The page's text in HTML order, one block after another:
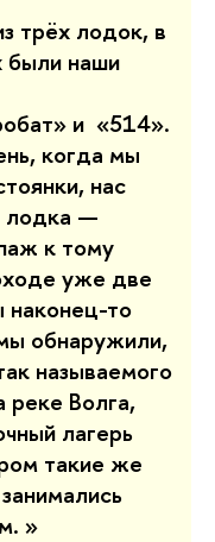
трёх лодок, в
были наши
» и «514».
когда мы
нас
лодка —
к тому
уже две
то
обнаружили,
называемого
реке Волга,
лагерь
такие же
»